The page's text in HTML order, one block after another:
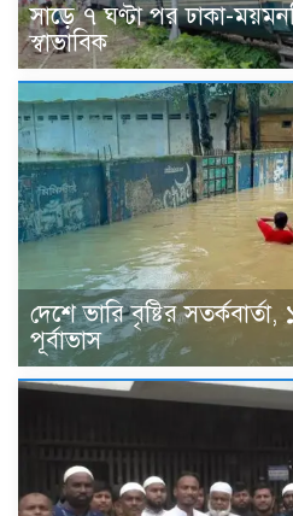
সাড়ে ৭ ঘণ্টা পর ঢাকা-
স্বাভাবিক
দেশে ভারি বৃষ্টির
পূর্বাভাস